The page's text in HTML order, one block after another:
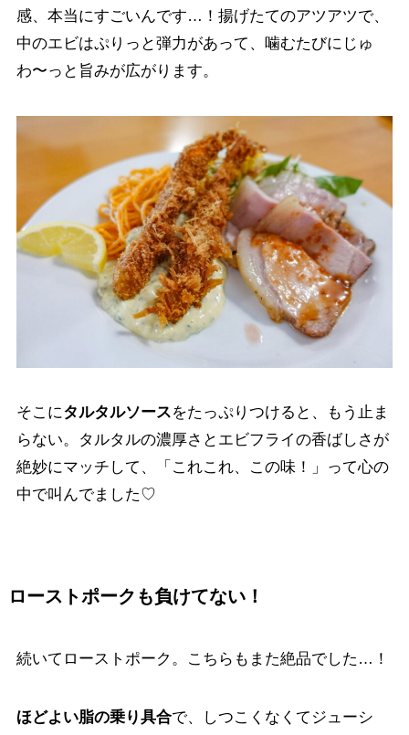
感、本当にすごいんです…！揚げたてのアツアツで、
中のエビはぷりっと弾力があって、噛むたびにじゅ
わ〜っと旨みが広がります。
そこにタルタルソースをたっぷりつけると、もう止ま
らない。タルタルの濃厚さとエビフライの香ばしさが
絶妙にマッチして、「これこれ、この味！」って心の
中で叫んでました♡
ローストポークも負けてない！
続いてローストポーク。こちらもまた絶品でした…！
ほどよい脂の乗り具合で、しつこくなくてジューシ